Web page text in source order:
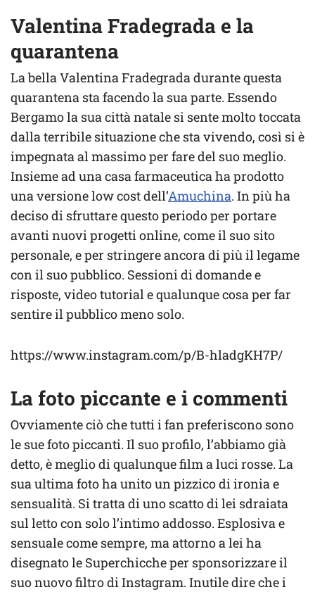
Valentina Fradegrada e la
quarantena
La bella Valentina Fradegrada durante questa
quarantena sta facendo la sua parte. Essendo
Bergamo la sua città natale si sente molto toccata
dalla terribile situazione che sta vivendo, così si è
impegnata al massimo per fare del suo meglio.
Insieme ad una casa farmaceutica ha prodotto
una versione low cost dell’Amuchina. In più ha
deciso di sfruttare questo periodo per portare
avanti nuovi progetti online, come il suo sito
personale, e per stringere ancora di più il legame
con il suo pubblico. Sessioni di domande e
risposte, video tutorial e qualunque cosa per far
sentire il pubblico meno solo.
https://www.instagram.com/p/B-hladgKH7P/
La foto piccante e i commenti
Ovviamente ciò che tutti i fan preferiscono sono
le sue foto piccanti. Il suo profilo, l’abbiamo già
detto, è meglio di qualunque film a luci rosse. La
sua ultima foto ha unito un pizzico di ironia e
sensualità. Si tratta di uno scatto di lei sdraiata
sul letto con solo l’intimo addosso. Esplosiva e
sensuale come sempre, ma attorno a lei ha
disegnato le Superchicche per sponsorizzare il
suo nuovo filtro di Instagram. Inutile dire che i